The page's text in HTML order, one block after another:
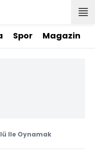
Spor Magazin
Ile Oynamak